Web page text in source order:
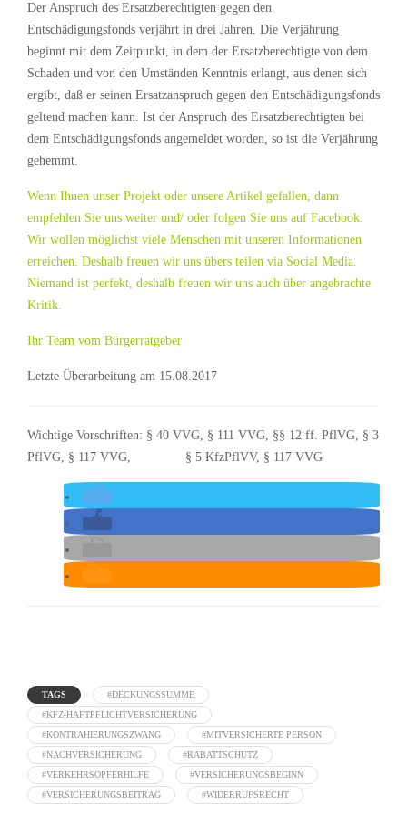
Der Anspruch des Ersatzberechtigten gegen den
Entschädigungsfonds verjährt in drei Jahren. Die Verjährung
beginnt mit dem Zeitpunkt, in dem der Ersatzberechtigte von dem
Schaden und von den Umständen Kenntnis erlangt, aus denen sich
ergibt, daß er seinen Ersatzanspruch gegen den Entschädigungsfonds
geltend machen kann. Ist der Anspruch des Ersatzberechtigten bei
dem Entschädigungsfonds angemeldet worden, so ist die Verjährung
gehemmt.
Wenn Ihnen unser Projekt oder unsere Artikel gefallen, dann
empfehlen Sie uns weiter und/ oder folgen Sie uns auf Facebook.
Wir wollen möglichst viele Menschen mit unseren Informationen
erreichen. Deshalb freuen wir uns übers teilen via Social Media.
Niemand ist perfekt, deshalb freuen wir uns auch über angebrachte
Kritik.
Ihr Team vom Bürgerratgeber
Letzte Überarbeitung am 15.08.2017
Wichtige Vorschriften: § 40 VVG, § 111 VVG, §§ 12 ff. PflVG, § 3
PflVG, § 117 VVG, § 5 KfzPflVV, § 117 VVG
TAGS
#DECKUNGSSUMME
#KFZ-HAFTPFLICHTVERSICHERUNG
#KONTRAHIERUNGSZWANG
#MITVERSICHERTE PERSON
#NACHVERSICHERUNG
#RABATTSCHUTZ
#VERKEHRSOPFERHILFE
#VERSICHERUNGSBEGINN
#VERSICHERUNGSBEITRAG
#WIDERRUFSRECHT